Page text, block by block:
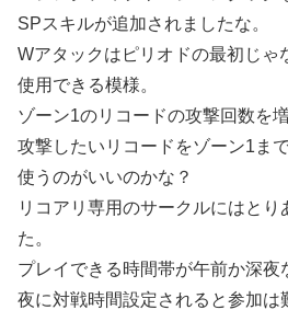
SPスキルが追加されましたな。
Wアタックはピリオドの最初じゃ
使用できる模様。
ゾーン1のリコードの攻撃回数を
攻撃したいリコードをゾーン1ま
使うのがいいのかな？
リコアリ専用のサークルにはとり
た。
プレイできる時間帯が午前か深夜
夜に対戦時間設定されると参加は